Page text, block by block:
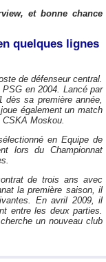
et bonne chance
quelques lignes
de défenseur central.
en 2004. Lancé par
sa première année,
également un match
Moskou.
en Equipe de
lors du Championnat
de trois ans avec
la première saison, il
En avril 2009, il
entre les deux parties.
un nouveau club